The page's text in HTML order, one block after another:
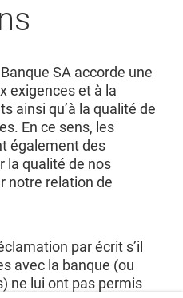
SA accorde une
exigences et à la
ainsi qu’à la qualité de
En ce sens, les
également des
la qualité de nos
notre relation de
par écrit s’il
avec la banque (ou
ne lui ont pas permis